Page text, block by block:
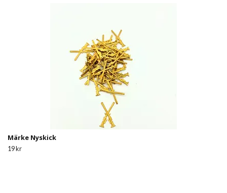
Märke Nyskick
19 kr